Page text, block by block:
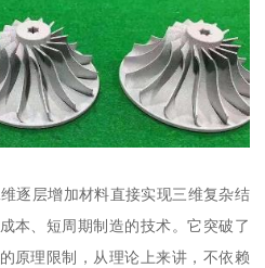
逐层增加材料直接实现三维复杂结
本、短周期制造的技术。它突破了
原理限制，从理论上来讲，不依赖